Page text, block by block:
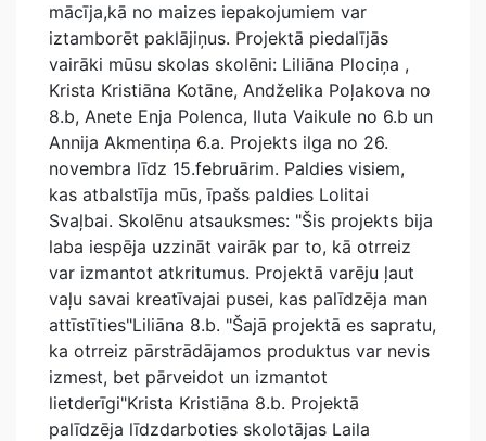
mācīja,kā no maizes iepakojumiem var
iztamborēt paklājiņus. Projektā piedalījās
vairāki mūsu skolas skolēni: Liliāna Plociņa ,
Krista Kristiāna Kotāne, Andželika Poļakova no
8.b, Anete Enja Polenca, Iluta Vaikule no 6.b un
Annija Akmentiņa 6.a. Projekts ilga no 26.
novembra līdz 15.februārim. Paldies visiem,
kas atbalstīja mūs, īpašs paldies Lolitai
Svaļbai. Skolēnu atsauksmes: "Šis projekts bija
laba iespēja uzzināt vairāk par to, kā otrreiz
var izmantot atkritumus. Projektā varēju ļaut
vaļu savai kreatīvajai pusei, kas palīdzēja man
attīstīties"Liliāna 8.b. "Šajā projektā es sapratu,
ka otrreiz pārstrādājamos produktus var nevis
izmest, bet pārveidot un izmantot
lietderīgi"Krista Kristiāna 8.b. Projektā
palīdzēja līdzdarboties skolotājas Laila